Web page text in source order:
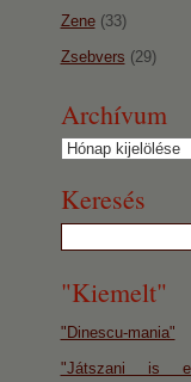
Zene(33)
Zsebvers (29)
Archívum
Archívum
Keresés
"Kiemelt"
"Dinescu-mania"
"Játszani is